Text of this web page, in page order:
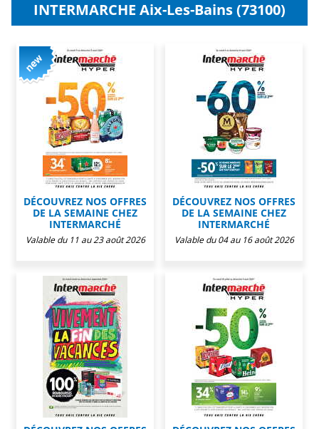
INTERMARCHE Aix-Les-Bains (73100)
DÉCOUVREZ NOS OFFRES
DE LA SEMAINE CHEZ
INTERMARCHÉ
Valable du 11 au 23 août 2026
DÉCOUVREZ NOS OFFRES
DE LA SEMAINE CHEZ
INTERMARCHÉ
Valable du 04 au 16 août 2026